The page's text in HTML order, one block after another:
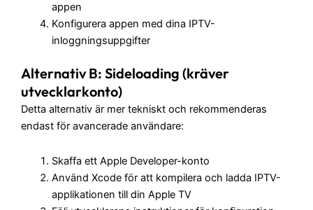
appen
Konfigurera appen med dina IPTV-
inloggningsuppgifter
Alternativ B: Sideloading (kräver
utvecklarkonto)
Detta alternativ är mer tekniskt och rekommenderas
endast för avancerade användare:
Skaffa ett Apple Developer-konto
Använd Xcode för att kompilera och ladda IPTV-
applikationen till din Apple TV